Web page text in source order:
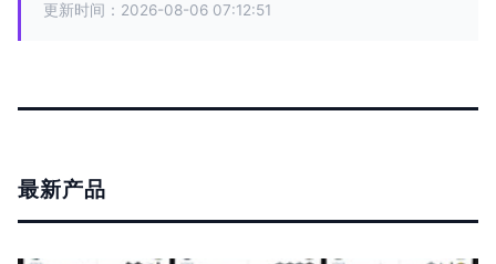
更新时间：2026-08-06 07:12:51
最新产品